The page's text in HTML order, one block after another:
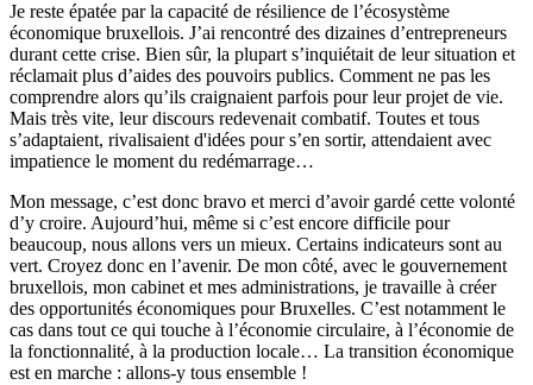
Je reste épatée par la capacité de résilience de l’écosystème
économique bruxellois. J’ai rencontré des dizaines d’entrepreneurs
durant cette crise. Bien sûr, la plupart s’inquiétait de leur situation et
réclamait plus d’aides des pouvoirs publics. Comment ne pas les
comprendre alors qu’ils craignaient parfois pour leur projet de vie.
Mais très vite, leur discours redevenait combatif. Toutes et tous
s’adaptaient, rivalisaient d'idées pour s’en sortir, attendaient avec
impatience le moment du redémarrage…
Mon message, c’est donc bravo et merci d’avoir gardé cette volonté
d’y croire. Aujourd’hui, même si c’est encore difficile pour
beaucoup, nous allons vers un mieux. Certains indicateurs sont au
vert. Croyez donc en l’avenir. De mon côté, avec le gouvernement
bruxellois, mon cabinet et mes administrations, je travaille à créer
des opportunités économiques pour Bruxelles. C’est notamment le
cas dans tout ce qui touche à l’économie circulaire, à l’économie de
la fonctionnalité, à la production locale… La transition économique
est en marche : allons-y tous ensemble !